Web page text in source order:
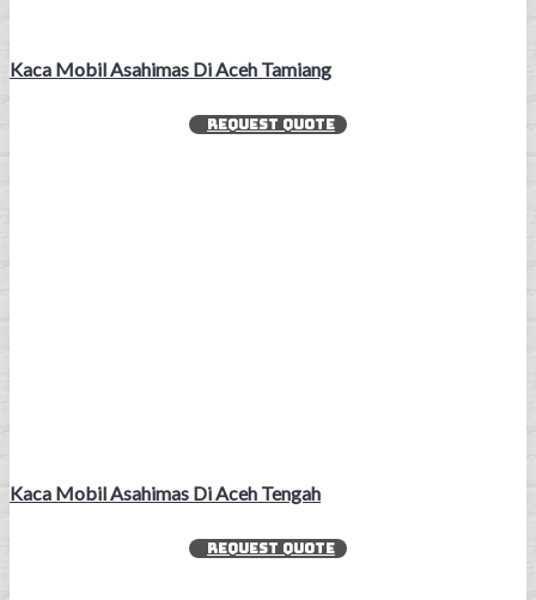
Kaca Mobil Asahimas Di Aceh Tamiang
REQUEST QUOTE
Kaca Mobil Asahimas Di Aceh Tengah
REQUEST QUOTE